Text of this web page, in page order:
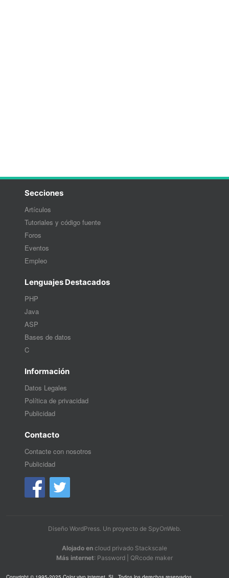
Secciones
Artículos
Tutoriales y código fuente
Foros
Eventos
Empleo
Lenguajes Destacados
PHP
Java
ASP
Bases de datos
C
Información
Datos Legales
Política de privacidad
Publicidad
Contacto
Contacte con nosotros
Publicidad
Diseño WordPress. Un proyecto de SpyOnWeb.
Alojado en cloud privado Stackscale
Más internet: Password QRcode maker